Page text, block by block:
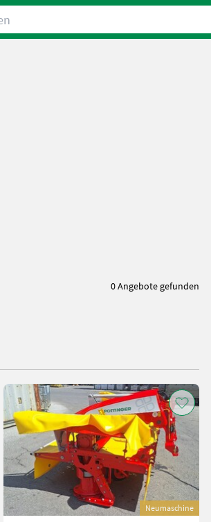
0 Angebote gefunden
Neumaschine